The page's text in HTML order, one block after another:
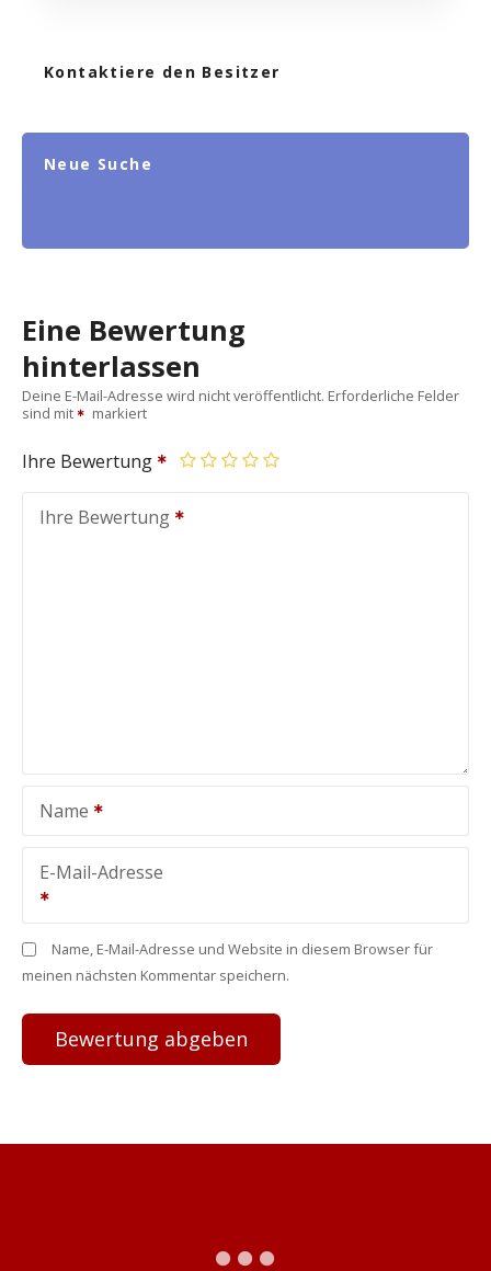
Kontaktiere den Besitzer
Neue Suche
Eine Bewertung
hinterlassen
Deine E-Mail-Adresse wird nicht veröffentlicht. Erforderliche Felder
sind mit
markiert
Ihre Bewertung
Ihre Bewertung
Name
E-Mail-Adresse
Name, E-Mail-Adresse und Website in diesem Browser für
meinen nächsten Kommentar speichern.